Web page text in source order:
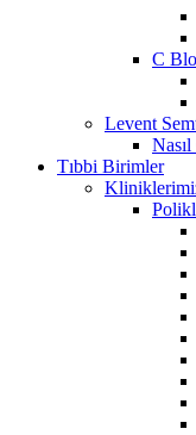
C
Levent
Tıbbi Birimler